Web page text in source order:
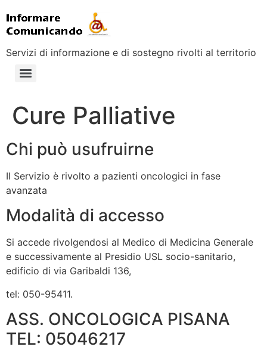
Servizi di informazione e di sostegno rivolti al territorio
Cure Palliative
Chi può usufruirne
Il Servizio è rivolto a pazienti oncologici in fase
avanzata
Modalità di accesso
Si accede rivolgendosi al Medico di Medicina Generale
e successivamente al Presidio USL socio-sanitario,
edificio di via Garibaldi 136,
tel: 050-95411.
ASS. ONCOLOGICA PISANA
TEL: 05046217